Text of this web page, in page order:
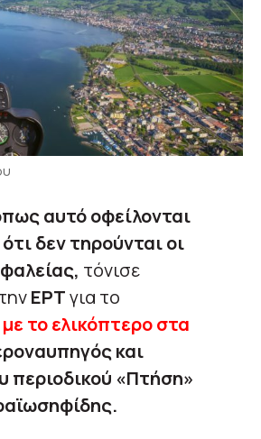
αυτό οφείλονται
δεν τηρούνται οι
τόνισε
ΕΡΤγια το
το ελικόπτερο στα
και
περιοδικού «Πτήση»